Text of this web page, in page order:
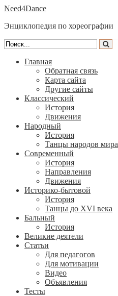
Need4Dance
Энциклопедия по хореографии
Главная
Обратная связь
Карта сайта
Другие сайты
Классический
История
Движения
Народный
История
Танцы народов мира
Современный
История
Направления
Движения
Историко-бытовой
История
Танцы до XVI века
Бальный
История
Великие деятели
Статьи
Для педагогов
Для мотивации
Видео
Объявления
Тесты